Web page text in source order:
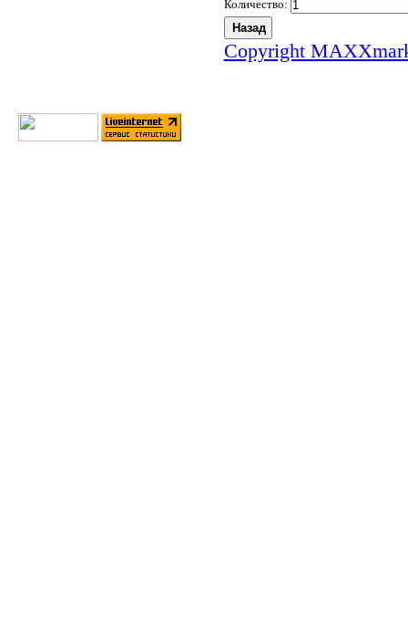
Количество:
Copyright